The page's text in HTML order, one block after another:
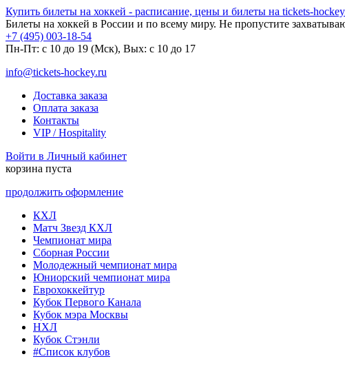
Купить билеты на хоккей - расписание, цены и билеты на tickets-
Билеты на хоккей в России и по всему миру. Не пропустите
+7 (495) 003-18-54
Пн-Пт: c 10 до 19 (Мск), Вых: с 10 до 17
info@tickets-hockey.ru
Доставка заказа
Оплата заказа
Контакты
VIP / Hospitality
Войти в Личный кабинет
корзина пуста
продолжить оформление
КХЛ
Матч Звезд КХЛ
Чемпионат мира
Сборная России
Молодежный чемпионат мира
Юниорский чемпионат мира
Еврохоккейтур
Кубок Первого Канала
Кубок мэра Москвы
НХЛ
Кубок Стэнли
#Список клубов